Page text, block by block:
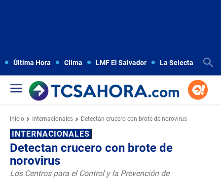
Última Hora Clima LMF El Salvador La Selecta
Inicio Internacionales Detectan crucero con brote de norovirus
INTERNACIONALES
Detectan crucero con brote de
norovirus
Los Centros para el Control y la Prevención de